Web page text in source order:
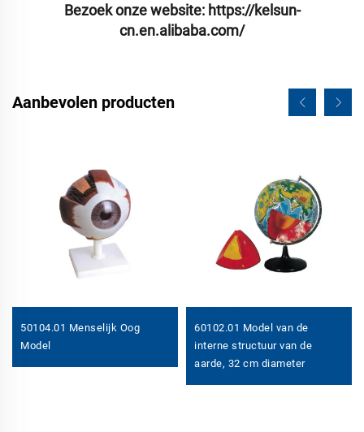
Bezoek onze website: https://kelsun-
cn.en.alibaba.com/
Aanbevolen producten
50104.01 Menselijk Oog
Model
60102.01 Model van de
interne structuur van de
aarde, 32 cm diameter